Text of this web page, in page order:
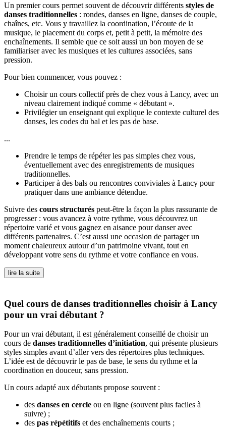
Un premier cours permet souvent de découvrir différents styles de
danses traditionnelles : rondes, danses en ligne, danses de couple,
chaînes, etc. Vous y travaillez la coordination, l’écoute de la
musique, le placement du corps et, petit à petit, la mémoire des
enchaînements. Il semble que ce soit aussi un bon moyen de se
familiariser avec les musiques et les cultures associées, sans
pression.
Pour bien commencer, vous pouvez :
Choisir un cours collectif près de chez vous à Lancy, avec un
niveau clairement indiqué comme « débutant ».
Privilégier un enseignant qui explique le contexte culturel des
danses, les codes du bal et les pas de base.
...
Prendre le temps de répéter les pas simples chez vous,
éventuellement avec des enregistrements de musiques
traditionnelles.
Participer à des bals ou rencontres conviviales à Lancy pour
pratiquer dans une ambiance détendue.
Suivre des cours structurés peut-être la façon la plus rassurante de
progresser : vous avancez à votre rythme, vous découvrez un
répertoire varié et vous gagnez en aisance pour danser avec
différents partenaires. C’est aussi une occasion de partager un
moment chaleureux autour d’un patrimoine vivant, tout en
développant votre sens du rythme et votre confiance en vous.
lire la suite
Quel cours de danses traditionnelles choisir à Lancy
pour un vrai débutant ?
Pour un vrai débutant, il est généralement conseillé de choisir un
cours de danses traditionnelles d’initiation, qui présente plusieurs
styles simples avant d’aller vers des répertoires plus techniques.
L’idée est de découvrir le pas de base, le sens du rythme et la
coordination en douceur, sans pression.
Un cours adapté aux débutants propose souvent :
des danses en cercle ou en ligne (souvent plus faciles à
suivre) ;
des pas répétitifs et des enchaînements courts ;